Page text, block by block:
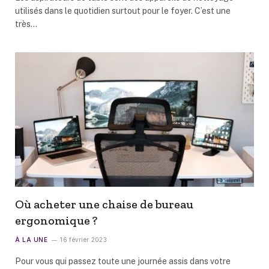
utilisés dans le quotidien surtout pour le foyer. C’est une
très…
Où acheter une chaise de bureau
ergonomique ?
À LA UNE 16 février 2023
Pour vous qui passez toute une journée assis dans votre